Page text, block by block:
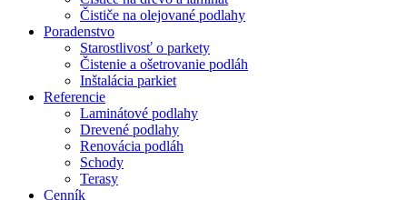
Čističe na olejované podlahy
Poradenstvo
Starostlivosť o parkety
Čistenie a ošetrovanie podláh
Inštalácia parkiet
Referencie
Laminátové podlahy
Drevené podlahy
Renovácia podláh
Schody
Terasy
Cenník